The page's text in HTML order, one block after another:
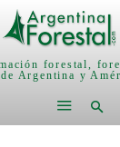
forestal,
Argentina y